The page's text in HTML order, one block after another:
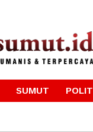
SUMUT